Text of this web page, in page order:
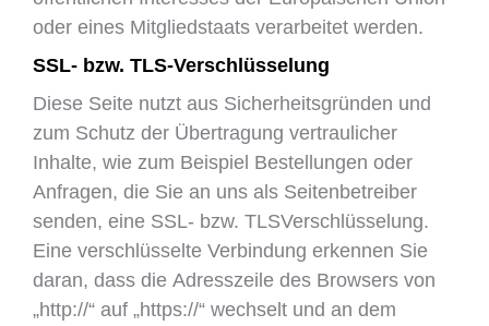
oder eines Mitgliedstaats verarbeitet werden.
SSL- bzw. TLS-Verschlüsselung
Diese Seite nutzt aus Sicherheitsgründen und
zum Schutz der Übertragung vertraulicher
Inhalte, wie zum Beispiel Bestellungen oder
Anfragen, die Sie an uns als Seitenbetreiber
senden, eine SSL- bzw. TLSVerschlüsselung.
Eine verschlüsselte Verbindung erkennen Sie
daran, dass die Adresszeile des Browsers von
„http://“ auf „https://“ wechselt und an dem